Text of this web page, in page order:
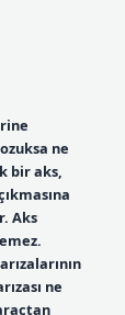
ne
bir aks,
Aks
ne